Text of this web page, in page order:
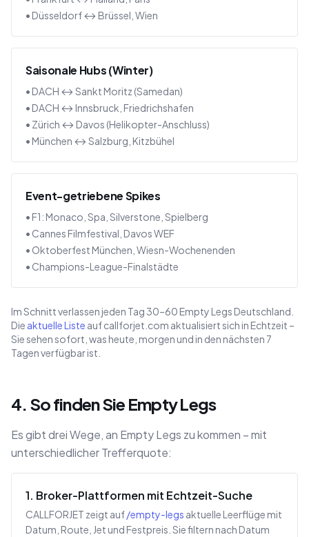
• Düsseldorf ↔ Brüssel, Wien
Saisonale Hubs (Winter)
• DACH ↔ Sankt Moritz (Samedan)
• DACH ↔ Innsbruck, Friedrichshafen
• Zürich ↔ Davos (Helikopter-Anschluss)
• München ↔ Salzburg, Kitzbühel
Event-getriebene Spikes
• F1: Monaco, Spa, Silverstone, Spielberg
• Cannes Filmfestival, Davos WEF
• Oktoberfest München, Wiesn-Wochenenden
• Champions-League-Finalstädte
Im Schnitt verlassen jeden Tag 30–60 Empty Legs Deutschland.
Die aktuelle Liste auf callforjet.com aktualisiert sich in Echtzeit –
Sie sehen sofort, was heute, morgen und in den nächsten 7
Tagen verfügbar ist.
4. So finden Sie Empty Legs
Es gibt drei Wege, an Empty Legs zu kommen – mit
unterschiedlicher Trefferquote:
1. Broker-Plattformen mit Echtzeit-Suche
CALLFORJET zeigt auf/empty-legs aktuelle Leerflüge mit
Datum, Route, Jet und Festpreis. Sie filtern nach Datum